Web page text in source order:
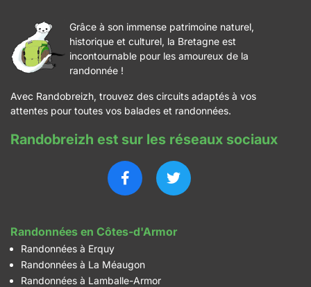
Grâce à son immense patrimoine naturel,
historique et culturel, la Bretagne est
incontournable pour les amoureux de la
randonnée !
Avec Randobreizh, trouvez des circuits adaptés à vos
attentes pour toutes vos balades et randonnées.
Randobreizh est sur les réseaux sociaux
Randonnées en Côtes-d'Armor
Randonnées à Erquy
Randonnées à La Méaugon
Randonnées à Lamballe-Armor